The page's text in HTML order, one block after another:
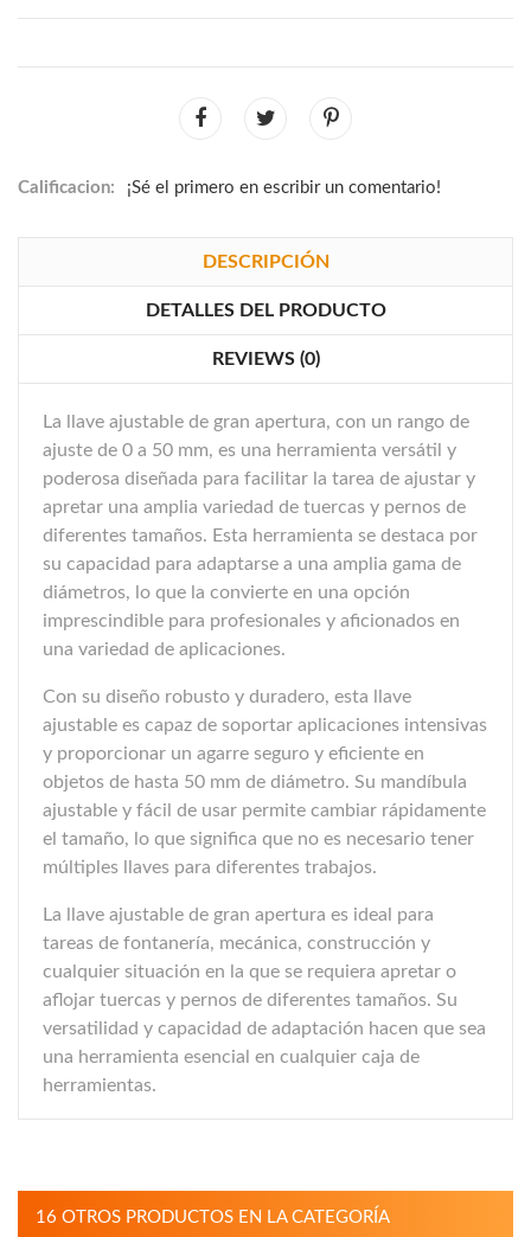
Calificacion: ¡Sé el primero en escribir un comentario!
DESCRIPCIÓN
DETALLES DEL PRODUCTO
REVIEWS (0)
La llave ajustable de gran apertura, con un rango de
ajuste de 0 a 50 mm, es una herramienta versátil y
poderosa diseñada para facilitar la tarea de ajustar y
apretar una amplia variedad de tuercas y pernos de
diferentes tamaños. Esta herramienta se destaca por
su capacidad para adaptarse a una amplia gama de
diámetros, lo que la convierte en una opción
imprescindible para profesionales y aficionados en
una variedad de aplicaciones.
Con su diseño robusto y duradero, esta llave
ajustable es capaz de soportar aplicaciones intensivas
y proporcionar un agarre seguro y eficiente en
objetos de hasta 50 mm de diámetro. Su mandíbula
ajustable y fácil de usar permite cambiar rápidamente
el tamaño, lo que significa que no es necesario tener
múltiples llaves para diferentes trabajos.
La llave ajustable de gran apertura es ideal para
tareas de fontanería, mecánica, construcción y
cualquier situación en la que se requiera apretar o
aflojar tuercas y pernos de diferentes tamaños. Su
versatilidad y capacidad de adaptación hacen que sea
una herramienta esencial en cualquier caja de
herramientas.
16 OTROS PRODUCTOS EN LA CATEGORÍA